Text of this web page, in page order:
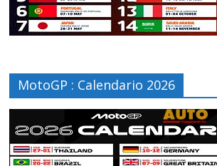
MotoGP : Calendario 2026